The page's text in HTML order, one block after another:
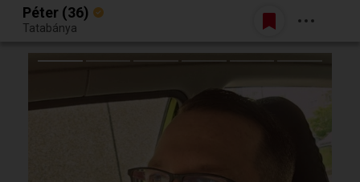
Egy jó randiból bármi lehet.
Belépés
Péter (36)
Tatabánya